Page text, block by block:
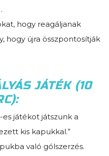
hogy reagáljanak
hogy újra összpontosítják
JÁTÉK (10
es játékot játszunk a
kis kapukkal.”
való gólszerzés.